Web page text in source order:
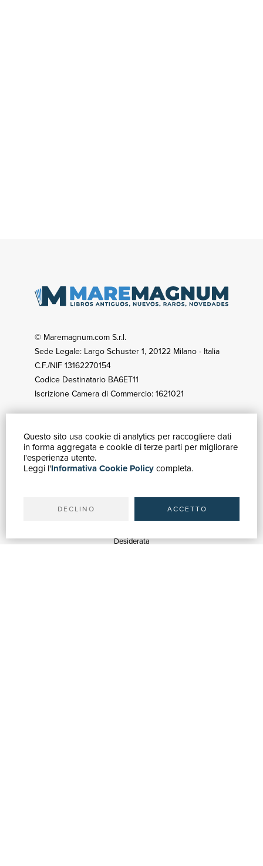
Questo sito usa cookie di analytics per raccogliere dati
in forma aggregata e cookie di terze parti per migliorare
l'esperienza utente.
Leggi l'Informativa Cookie Policycompleta.
DECLINO ACCETTO
© Maremagnum.com S.r.l.
Sede Legale: Largo Schuster 1, 20122 Milano - Italia
C.F./NIF 13162270154
Codice Destinatario BA6ET11
Iscrizione Camera di Commercio: 1621021
CÓMO COMPRAR
Catálogo
Búsqueda avanzada
Envíos
Desiderata